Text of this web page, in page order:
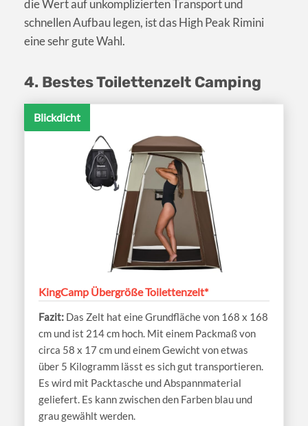
die Wert auf unkomplizierten Transport und
schnellen Aufbau legen, ist das High Peak Rimini
eine sehr gute Wahl.
4. Bestes Toilettenzelt Camping
Blickdicht
KingCamp Übergröße Toilettenzelt*
Das Zelt hat eine Grundfläche von 168 x 168
cm und ist 214 cm hoch. Mit einem Packmaß von
circa 58 x 17 cm und einem Gewicht von etwas
über 5 Kilogramm lässt es sich gut transportieren.
Es wird mit Packtasche und Abspannmaterial
geliefert. Es kann zwischen den Farben blau und
grau gewählt werden.